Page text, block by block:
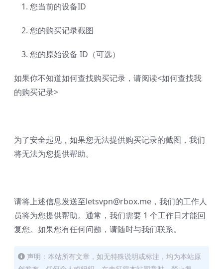
您当前的设备ID
您的购买记录截图
您的原始设备 ID（可选）
如果你不知道如何查找购买记录，请阅读<如何查找我
的购买记录>
为了安全起见，如果您无法提供购买记录的截图，我们
将无法为您提供帮助。
请将上述信息发送至letsvpn@rbox.me ，我们的工作人
员将为您提供帮助。通常，我们需要 1 个工作日才能回
复您。如果您有任何问题，请随时与我们联系。
声明：本站所有文章，如无特殊说明或标注，均为本站原